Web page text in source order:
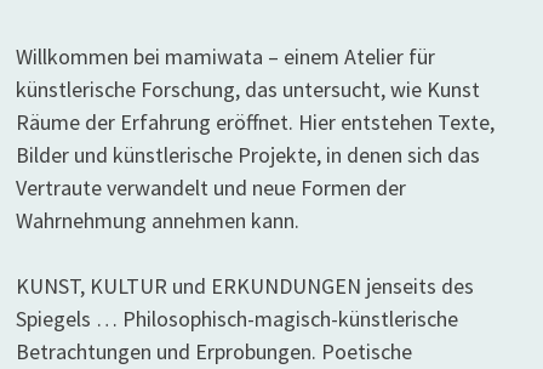
Willkommen bei mamiwata – einem Atelier für
künstlerische Forschung, das untersucht, wie Kunst
Räume der Erfahrung eröffnet. Hier entstehen Texte,
Bilder und künstlerische Projekte, in denen sich das
Vertraute verwandelt und neue Formen der
Wahrnehmung annehmen kann.
KUNST, KULTUR und ERKUNDUNGEN jenseits des
Spiegels … Philosophisch-magisch-künstlerische
Betrachtungen und Erprobungen. Poetische